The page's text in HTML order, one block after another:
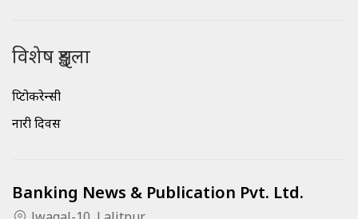
विशेष शृङ्खला
क्रिप्टोकरेन्सी
नारी दिवस
Banking News & Publication Pvt. Ltd.